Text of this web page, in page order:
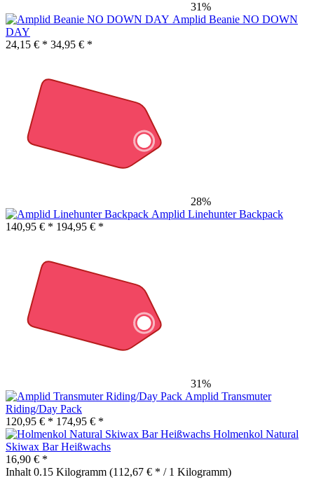
31%
Amplid Beanie NO DOWN
DAY
24,15 € * 34,95 € *
28%
Amplid Linehunter Backpack
140,95 € * 194,95 € *
31%
Amplid Transmuter
Riding/Day Pack
120,95 € * 174,95 € *
Holmenkol Natural
Skiwax Bar Heißwachs
16,90 € *
Inhalt 0.15 Kilogramm (112,67 € * / 1 Kilogramm)